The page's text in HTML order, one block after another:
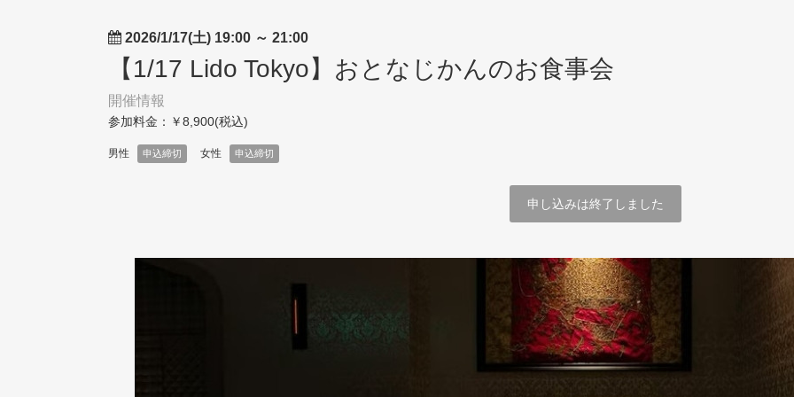
2026/1/17(土) 19:00 ～ 21:00
【1/17 Lido Tokyo】おとなじかんのお食事会
開催情報
参加料金：￥8,900(税込)
男性 申込締切 女性 申込締切
申し込みは終了しました